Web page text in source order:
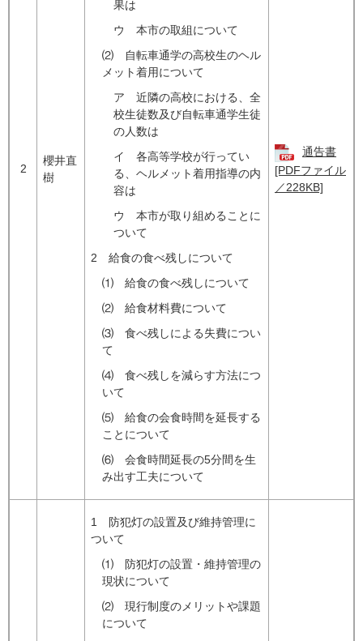
2
櫻井直
樹
果は
ウ 本市の取組について
⑵ 自転車通学の高校生のヘル
メット着用について
ア 近隣の高校における、全
校生徒数及び自転車通学生徒
の人数は
イ 各高等学校が行ってい
る、ヘルメット着用指導の内
容は
ウ 本市が取り組めることに
ついて
2 給食の食べ残しについて
⑴ 給食の食べ残しについて
⑵ 給食材料費について
⑶ 食べ残しによる失費につい
て
⑷ 食べ残しを減らす方法につ
いて
⑸ 給食の会食時間を延長する
ことについて
⑹ 会食時間延長の5分間を生
み出す工夫について
通告書
[PDFファイル
／228KB]
1 防犯灯の設置及び維持管理に
ついて
⑴ 防犯灯の設置・維持管理の
現状について
⑵ 現行制度のメリットや課題
について